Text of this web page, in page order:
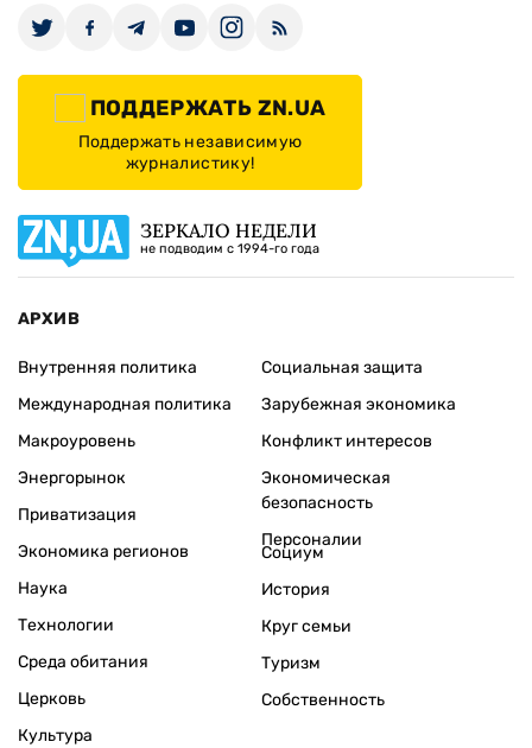
ПОДДЕРЖАТЬ ZN.UA
Поддержать независимую
журналистику!
ЗЕРКАЛО НЕДЕЛИ
не подводим с 1994-го года
АРХИВ
Внутренняя политика
Международная политика
Макроуровень
Энергорынок
Приватизация
Экономика регионов
Социальная защита
Зарубежная экономика
Конфликт интересов
Экономическая
безопасность
Персоналии
Наука
Технологии
Среда обитания
Церковь
Культура
Социум
История
Круг семьи
Туризм
Собственность